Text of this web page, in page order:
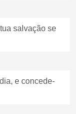
salvação se
e concede-